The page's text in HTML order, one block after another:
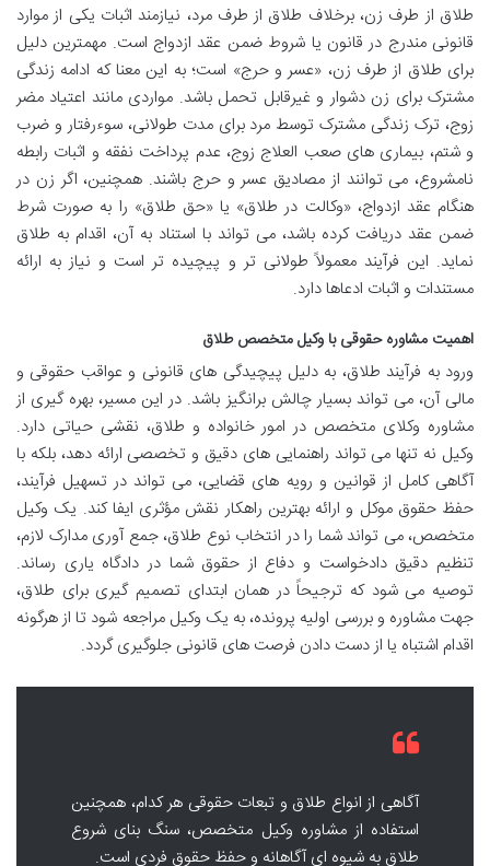
طلاق از طرف زن، برخلاف طلاق از طرف مرد، نیازمند اثبات یکی از موارد
قانونی مندرج در قانون یا شروط ضمن عقد ازدواج است. مهمترین دلیل
برای طلاق از طرف زن، «عسر و حرج» است؛ به این معنا که ادامه زندگی
مشترک برای زن دشوار و غیرقابل تحمل باشد. مواردی مانند اعتیاد مضر
زوج، ترک زندگی مشترک توسط مرد برای مدت طولانی، سوءرفتار و ضرب
و شتم، بیماری های صعب العلاج زوج، عدم پرداخت نفقه و اثبات رابطه
نامشروع، می توانند از مصادیق عسر و حرج باشند. همچنین، اگر زن در
هنگام عقد ازدواج، «وکالت در طلاق» یا «حق طلاق» را به صورت شرط
ضمن عقد دریافت کرده باشد، می تواند با استناد به آن، اقدام به طلاق
نماید. این فرآیند معمولاً طولانی تر و پیچیده تر است و نیاز به ارائه
مستندات و اثبات ادعاها دارد.
اهمیت مشاوره حقوقی با وکیل متخصص طلاق
ورود به فرآیند طلاق، به دلیل پیچیدگی های قانونی و عواقب حقوقی و
مالی آن، می تواند بسیار چالش برانگیز باشد. در این مسیر، بهره گیری از
مشاوره وکلای متخصص در امور خانواده و طلاق، نقشی حیاتی دارد.
وکیل نه تنها می تواند راهنمایی های دقیق و تخصصی ارائه دهد، بلکه با
آگاهی کامل از قوانین و رویه های قضایی، می تواند در تسهیل فرآیند،
حفظ حقوق موکل و ارائه بهترین راهکار نقش مؤثری ایفا کند. یک وکیل
متخصص، می تواند شما را در انتخاب نوع طلاق، جمع آوری مدارک لازم،
تنظیم دقیق دادخواست و دفاع از حقوق شما در دادگاه یاری رساند.
توصیه می شود که ترجیحاً در همان ابتدای تصمیم گیری برای طلاق،
جهت مشاوره و بررسی اولیه پرونده، به یک وکیل مراجعه شود تا از هرگونه
اقدام اشتباه یا از دست دادن فرصت های قانونی جلوگیری گردد.
آگاهی از انواع طلاق و تبعات حقوقی هر کدام، همچنین
استفاده از مشاوره وکیل متخصص، سنگ بنای شروع
طلاق به شیوه ای آگاهانه و حفظ حقوق فردی است.